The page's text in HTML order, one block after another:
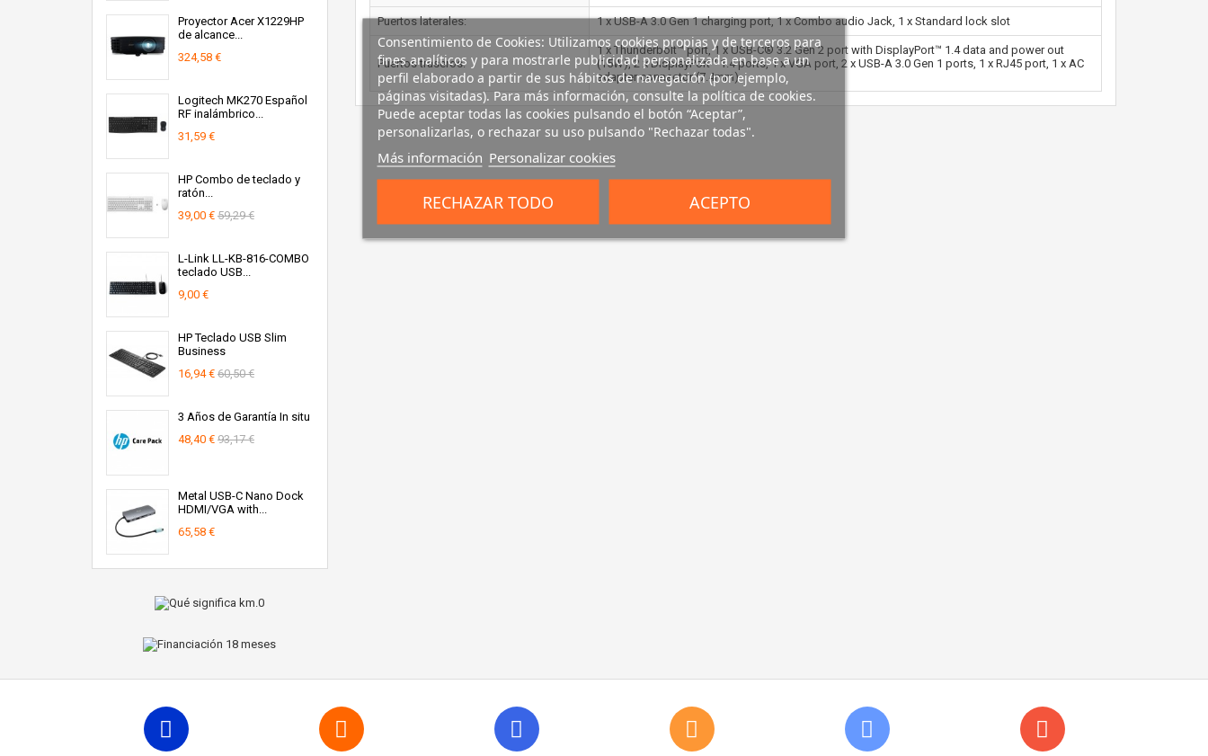
Proyector Acer X1229HP
de alcance...
324,58 €
Logitech MK270 Español
RF inalámbrico...
31,59 €
HP Combo de teclado y
ratón...
39,00 € 59,29 €
L-Link LL-KB-816-COMBO
teclado USB...
9,00 €
HP Teclado USB Slim
Business
16,94 € 60,50 €
3 Años de Garantía In situ
48,40 € 93,17 €
Metal USB-C Nano Dock
HDMI/VGA with...
65,58 €
Puertos laterales: 1 x USB-A 3.0 Gen 1 charging port, 1 x Combo audio Jack, 1 x Standard lock slot
Puertos traseros:
1 x Thunderbolt™ port, 1 x USB-C® 3.2 Gen 2 port with DisplayPort™ 1.4 data and power out
(15W), 2 x DisplayPort™ 1.4 ports, 1 x VGA port, 2 x USB-A 3.0 Gen 1 ports, 1 x RJ45 port, 1 x AC
adapter connector (7.4mm)
Consentimiento de Cookies: Utilizamos cookies propias y de terceros para
fines analíticos y para mostrarle publicidad personalizada en base a un
perfil elaborado a partir de sus hábitos de navegación (por ejemplo,
páginas visitadas). Para más información, consulte la política de cookies.
Puede aceptar todas las cookies pulsando el botón “Aceptar”,
personalizarlas, o rechazar su uso pulsando "Rechazar todas".
Más información Personalizar cookies
RECHAZAR TODO ACEPTO